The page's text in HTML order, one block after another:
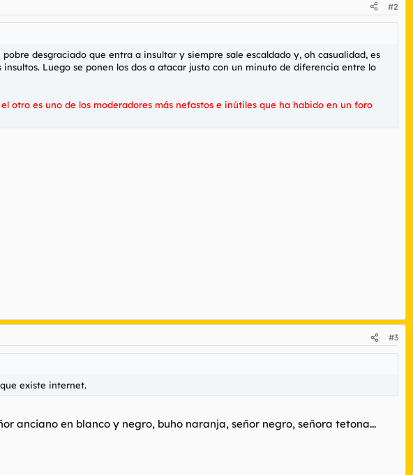
#2
desgraciado que entra a insultar y siempre sale escaldado y, oh casualidad, es
Luego se ponen los dos a atacar justo con un minuto de diferencia entre lo
otro es uno de los moderadores más nefastos e inútiles que ha habido en un foro
#3
existe internet.
anciano en blanco y negro, buho naranja, señor negro, señora tetona...